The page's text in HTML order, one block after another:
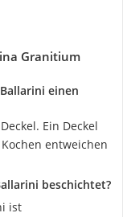
Granitium
einen
Ein Deckel
entweichen
beschichtet?
ist